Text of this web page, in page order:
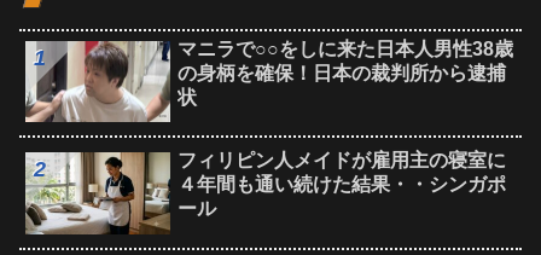
マニラで○○をしに来た日本人男性38歳
の身柄を確保！日本の裁判所から逮捕
状
フィリピン人メイドが雇用主の寝室に
４年間も通い続けた結果・・シンガポ
ール